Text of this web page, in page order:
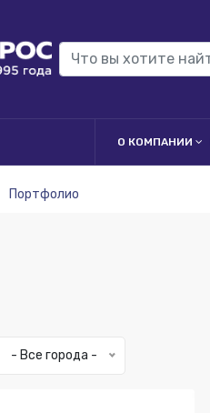
О КОМПАНИИ
Портфолио
- Все города -